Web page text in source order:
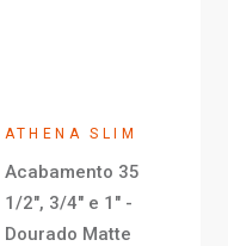
ATHENA SLIM
Acabamento 35
1/2", 3/4" e 1" -
Dourado Matte